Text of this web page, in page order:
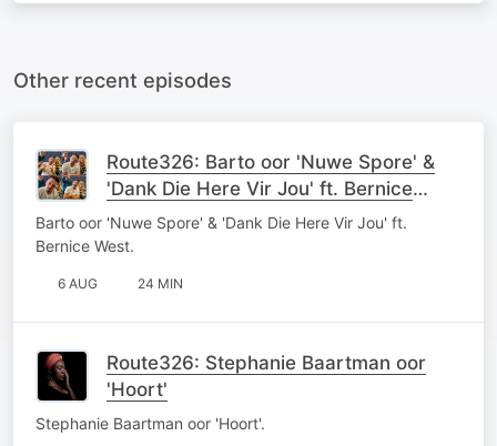
Other recent episodes
Route326: Barto oor 'Nuwe Spore' &
'Dank Die Here Vir Jou' ft. Bernice
West
Barto oor 'Nuwe Spore' & 'Dank Die Here Vir Jou' ft.
Bernice West.
6 AUG 24 MIN
Route326: Stephanie Baartman oor
'Hoort'
Stephanie Baartman oor 'Hoort'.